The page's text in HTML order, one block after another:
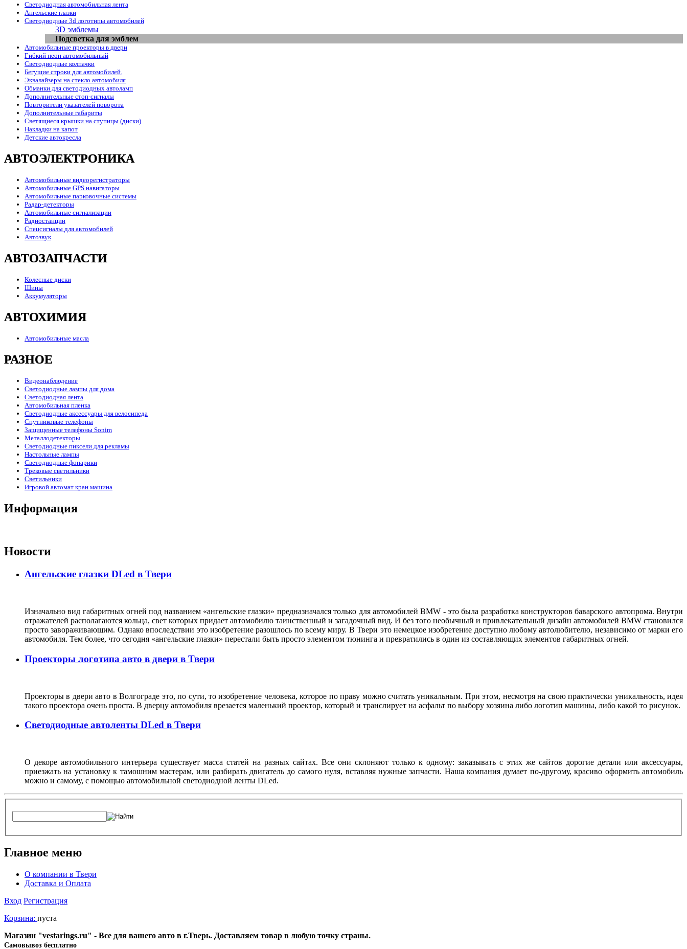
Светодиодная автомобильная лента
Ангельские глазки
Светодиодные 3d логотипы автомобилей
3D эмблемы
Подсветка для эмблем
Автомобильные проекторы в двери
Гибкий неон автомобильный
Светодиодные колпачки
Бегущие строки для автомобилей.
Эквалайзеры на стекло автомобиля
Обманки для светодиодных автоламп
Дополнительные стоп-сигналы
Повторители указателей поворота
Дополнительные габариты
Светящиеся крышки на ступицы (диски)
Накладки на капот
Детские автокресла
АВТОЭЛЕКТРОНИКА
Автомобильные видеорегистраторы
Автомобильные GPS навигаторы
Автомобильные парковочные системы
Радар-детекторы
Автомобильные сигнализации
Радиостанции
Спецсигналы для автомобилей
Автозвук
АВТОЗАПЧАСТИ
Колесные диски
Шины
Аккумуляторы
АВТОХИМИЯ
Автомобильные масла
РАЗНОЕ
Видеонаблюдение
Светодиодные лампы для дома
Светодиодная лента
Автомобильная пленка
Светодиодные аксессуары для велосипеда
Спутниковые телефоны
Защищенные телефоны Sonim
Металлодетекторы
Светодиодные пиксели для рекламы
Настольные лампы
Светодиодные фонарики
Трековые светильники
Светильники
Игровой автомат кран машина
Информация
Новости
Ангельские глазки DLed в Твери
Изначально вид габаритных огней под названием «ангельские глазки» предназначался только для автомобилей BMW - это была разработка конструкторов баварского автопрома. Внутри
отражателей располагаются кольца, свет которых придает автомобилю таинственный и загадочный вид. И без того необычный и привлекательный дизайн автомобилей BMW становился
просто завораживающим. Однако впоследствии это изобретение разошлось по всему миру. В Твери это немецкое изобретение доступно любому автолюбителю, независимо от марки его
автомобиля. Тем более, что сегодня «ангельские глазки» перестали быть просто элементом тюнинга и превратились в один из составляющих элементов габаритных огней.
Проекторы логотипа авто в двери в Твери
Проекторы в двери авто в Волгограде это, по сути, то изобретение человека, которое по праву можно считать уникальным. При этом, несмотря на свою практически уникальность, идея
такого проектора очень проста. В дверцу автомобиля врезается маленький проектор, который и транслирует на асфальт по выбору хозяина либо логотип машины, либо какой то рисунок.
Светодиодные автоленты DLed в Твери
О декоре автомобильного интерьера существует масса статей на разных сайтах. Все они склоняют только к одному: заказывать с этих же сайтов дорогие детали или аксессуары,
приезжать на установку к тамошним мастерам, или разбирать двигатель до самого нуля, вставляя нужные запчасти. Наша компания думает по-другому, красиво оформить автомобиль
можно и самому, с помощью автомобильной светодиодной ленты DLed.
Главное меню
О компании в Твери
Доставка и Оплата
Вход Регистрация
Корзина: пуста
Магазин "vestarings.ru" - Все для вашего авто в г.Тверь. Доставляем товар в любую точку страны.
Cамовывоз бесплатно